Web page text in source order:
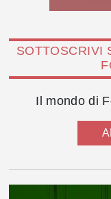
SOTTOSCRIVI
Il mondo di